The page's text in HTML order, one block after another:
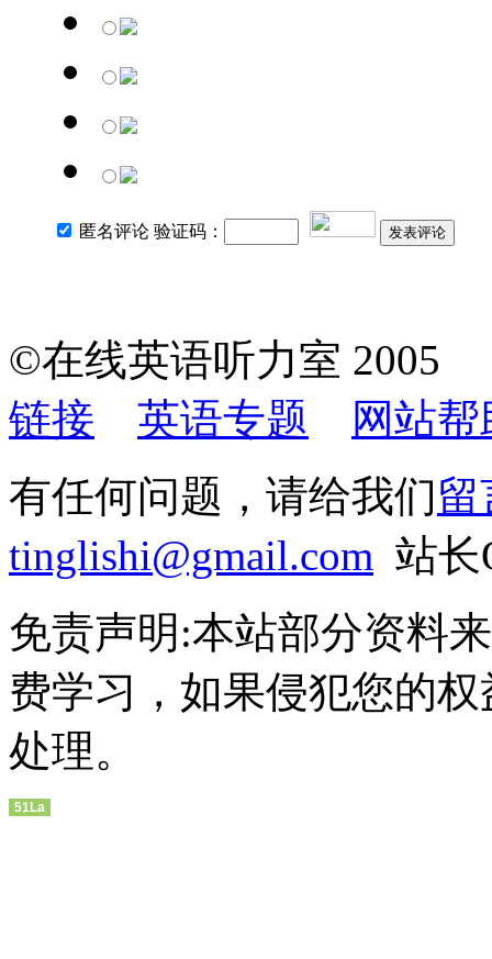
匿名评论 验证码： 发表评论
©在线英语听力室
链接
英语专题
网站帮
有任何问题，请给我们留
tinglishi@gmail.com 站长
免责声明:本站部分资料
费学习，如果侵犯您的
处理。
51La